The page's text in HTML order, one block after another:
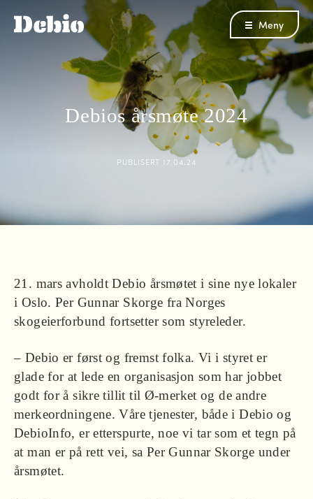
Debios årsmøte 2024
PUBLISERT 17.04.24
21. mars avholdt Debio årsmøtet i sine nye lokaler
i Oslo. Per Gunnar Skorge fra Norges
skogeierforbund fortsetter som styreleder.
– Debio er først og fremst folka. Vi i styret er
glade for at lede en organisasjon som har jobbet
godt for å sikre tillit til Ø-merket og de andre
merkeordningene. Våre tjenester, både i Debio og
DebioInfo, er etterspurte, noe vi tar som et tegn på
at man er på rett vei, sa Per Gunnar Skorge under
årsmøtet.
Meny